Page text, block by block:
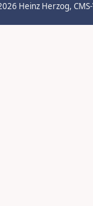
Heinz Herzog,